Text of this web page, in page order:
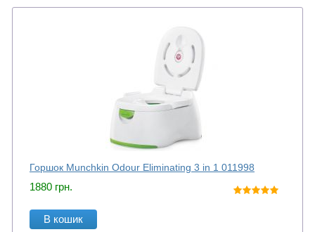
Горшок Munchkin Odour Eliminating 3 in 1 011998
1880 грн.
В кошик